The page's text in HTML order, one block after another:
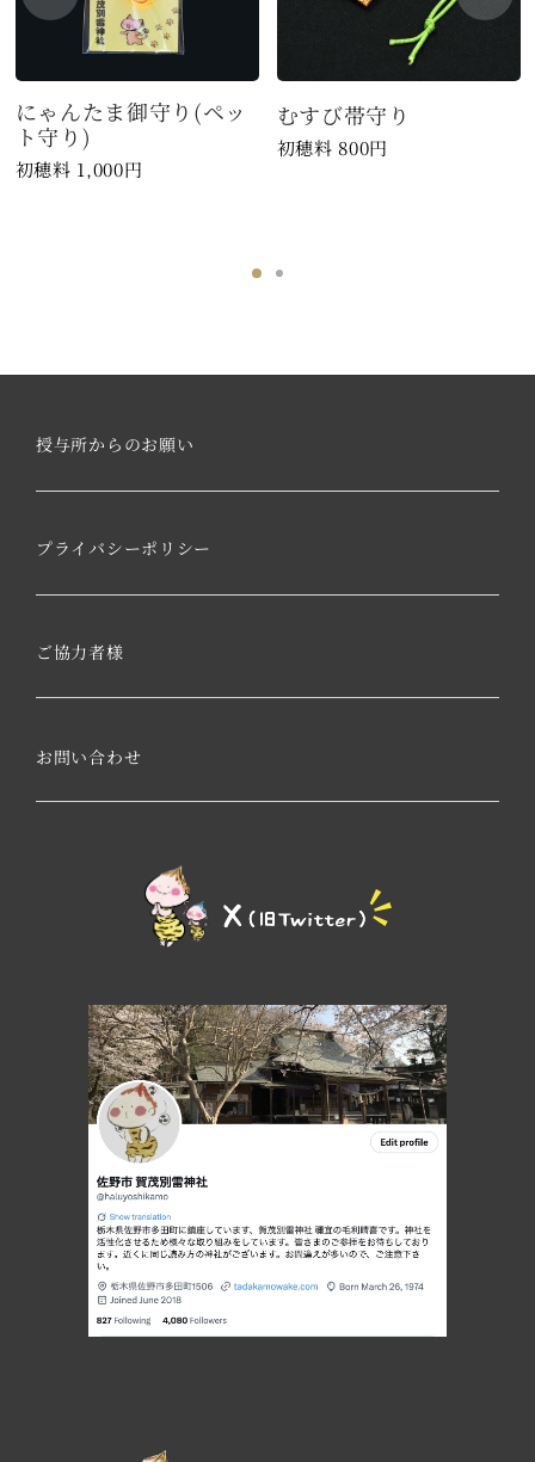
にゃんたま御守り(ペッ
ト守り)
1,000円
むすび帯守り
800円
授与所からのお願い
プライバシーポリシー
ご協力者様
お問い合わせ